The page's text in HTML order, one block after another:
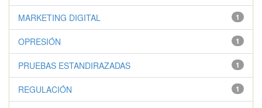
1
MARKETING DIGITAL
1
OPRESIÓN
1
PRUEBAS ESTANDIRAZADAS
1
REGULACIÓN